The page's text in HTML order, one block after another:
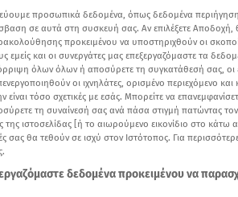
προσωπικά δεδομένα, όπως δεδομένα
σε αυτά στη συσκευή σας. Αν επιλέξετε Αποδοχή,
προκειμένου να υποστηριχθούν οι
εμείς και οι συνεργάτες μας επεξεργαζόμαστε τα
όλων όλων ή αποσύρετε τη συγκατάθεσή σας, οι
οι ιχνηλάτες, ορισμένο περιεχόμενο και
είναι τόσο σχετικές με εσάς. Μπορείτε να
τη συναίνεσή σας ανά πάσα στιγμή πατώντας
ιστοσελίδας [ή το αιωρούμενο εικονίδιο στο κάτω
σας θα τεθούν σε ισχύ στον Ιστότοπος. Για
δεδομένα προκειμένου να